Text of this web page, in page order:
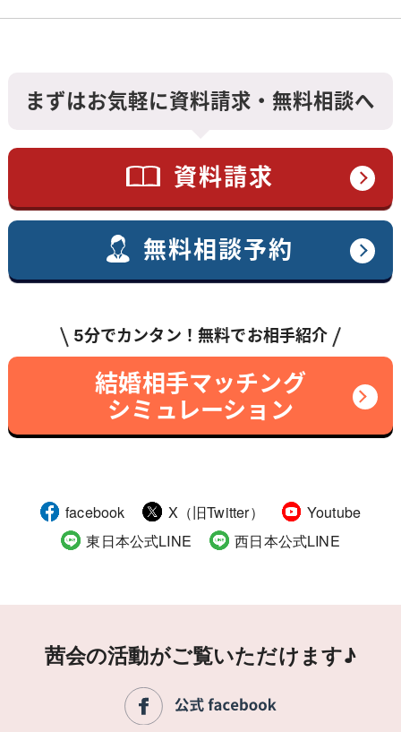
まずはお気軽に資料請求・無料相談へ
資料請求
無料相談予約
5分でカンタン！無料でお相手紹介
結婚相手マッチング
シミュレーション
facebook X（旧Twitter）
Youtube
東日本公式LINE
西日本公式LINE
茜会の活動がご覧いただけます♪